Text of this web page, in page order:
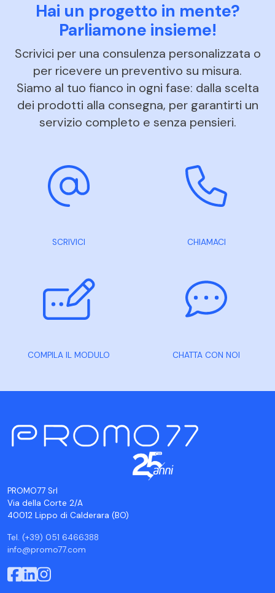
Hai un progetto in mente?
Parliamone insieme!
Scrivici per una consulenza personalizzata o
per ricevere un preventivo su misura.
Siamo al tuo fianco in ogni fase: dalla scelta
dei prodotti alla consegna, per garantirti un
servizio completo e senza pensieri.
SCRIVICI CHIAMACI
COMPILA IL MODULO CHATTA CON NOI
PROMO77 Srl
Via della Corte 2/A
40012 Lippo di Calderara (BO)
Tel. (+39) 051 6466388
info@promo77.com